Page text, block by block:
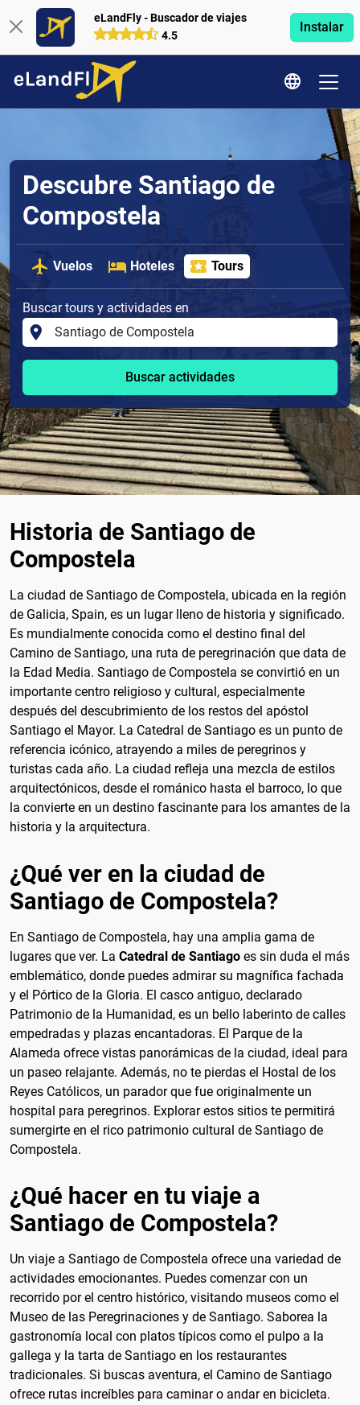
eLandFly - Buscador de viajes
4.5
Instalar
Descubre Santiago de
Compostela
Vuelos Hoteles Tours
Buscar tours y actividades en
Buscar actividades
Historia de Santiago de
Compostela
La ciudad de Santiago de Compostela, ubicada en la región
de Galicia, Spain, es un lugar lleno de historia y significado.
Es mundialmente conocida como el destino final del
Camino de Santiago, una ruta de peregrinación que data de
la Edad Media. Santiago de Compostela se convirtió en un
importante centro religioso y cultural, especialmente
después del descubrimiento de los restos del apóstol
Santiago el Mayor. La Catedral de Santiago es un punto de
referencia icónico, atrayendo a miles de peregrinos y
turistas cada año. La ciudad refleja una mezcla de estilos
arquitectónicos, desde el románico hasta el barroco, lo que
la convierte en un destino fascinante para los amantes de la
historia y la arquitectura.
¿Qué ver en la ciudad de
Santiago de Compostela?
En Santiago de Compostela, hay una amplia gama de
lugares que ver. La Catedral de Santiago es sin duda el más
emblemático, donde puedes admirar su magnífica fachada
y el Pórtico de la Gloria. El casco antiguo, declarado
Patrimonio de la Humanidad, es un bello laberinto de calles
empedradas y plazas encantadoras. El Parque de la
Alameda ofrece vistas panorámicas de la ciudad, ideal para
un paseo relajante. Además, no te pierdas el Hostal de los
Reyes Católicos, un parador que fue originalmente un
hospital para peregrinos. Explorar estos sitios te permitirá
sumergirte en el rico patrimonio cultural de Santiago de
Compostela.
¿Qué hacer en tu viaje a
Santiago de Compostela?
Un viaje a Santiago de Compostela ofrece una variedad de
actividades emocionantes. Puedes comenzar con un
recorrido por el centro histórico, visitando museos como el
Museo de las Peregrinaciones y de Santiago. Saborea la
gastronomía local con platos típicos como el pulpo a la
gallega y la tarta de Santiago en los restaurantes
tradicionales. Si buscas aventura, el Camino de Santiago
ofrece rutas increíbles para caminar o andar en bicicleta.